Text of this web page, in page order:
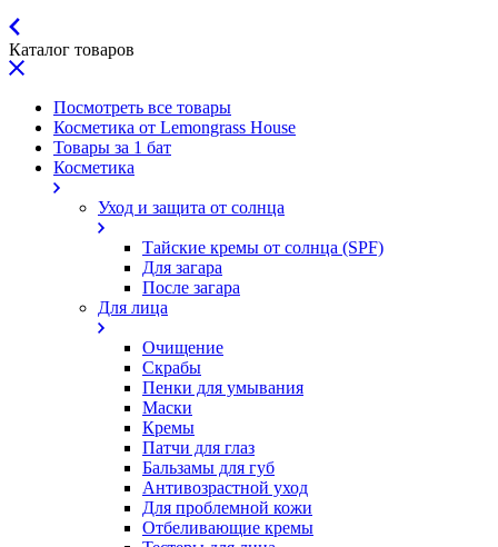
Каталог товаров
Посмотреть все товары
Косметика от Lemongrass House
Товары за 1 бат
Косметика
Уход и защита от солнца
Тайские кремы от солнца (SPF)
Для загара
После загара
Для лица
Очищение
Скрабы
Пенки для умывания
Маски
Кремы
Патчи для глаз
Бальзамы для губ
Антивозрастной уход
Для проблемной кожи
Oтбеливающие кремы